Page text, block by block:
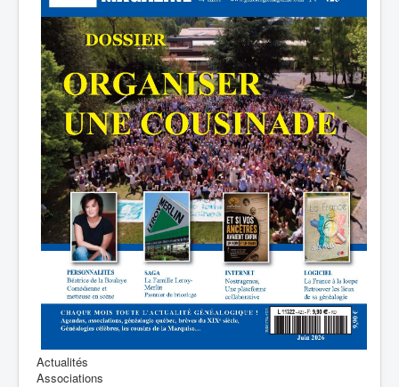
Actualités
Associations